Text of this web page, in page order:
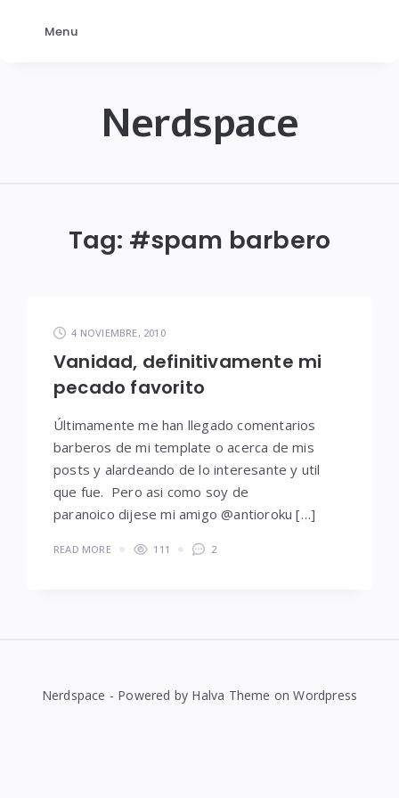
Nerdspace
Tag: #spam barbero
4 NOVIEMBRE, 2010
Vanidad, definitivamente mi
pecado favorito
Últimamente me han llegado comentarios
barberos de mi template o acerca de mis
posts y alardeando de lo interesante y util
que fue. Pero asi como soy de
paranoico dijese mi amigo @antioroku […]
READ MORE 111 2
Nerdspace - Powered by Halva Theme on Wordpress
Menu